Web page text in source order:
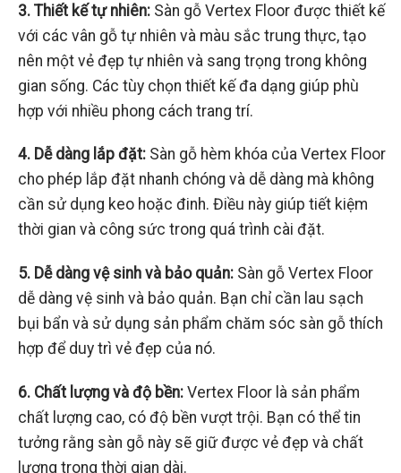
3. Thiết kế tự nhiên: Sàn gỗ Vertex Floor được thiết kế
với các vân gỗ tự nhiên và màu sắc trung thực, tạo
nên một vẻ đẹp tự nhiên và sang trọng trong không
gian sống. Các tùy chọn thiết kế đa dạng giúp phù
hợp với nhiều phong cách trang trí.
4. Dễ dàng lắp đặt: Sàn gỗ hèm khóa của Vertex Floor
cho phép lắp đặt nhanh chóng và dễ dàng mà không
cần sử dụng keo hoặc đinh. Điều này giúp tiết kiệm
thời gian và công sức trong quá trình cài đặt.
5. Dễ dàng vệ sinh và bảo quản: Sàn gỗ Vertex Floor
dễ dàng vệ sinh và bảo quản. Bạn chỉ cần lau sạch
bụi bẩn và sử dụng sản phẩm chăm sóc sàn gỗ thích
hợp để duy trì vẻ đẹp của nó.
6. Chất lượng và độ bền: Vertex Floor là sản phẩm
chất lượng cao, có độ bền vượt trội. Bạn có thể tin
tưởng rằng sàn gỗ này sẽ giữ được vẻ đẹp và chất
lượng trong thời gian dài.